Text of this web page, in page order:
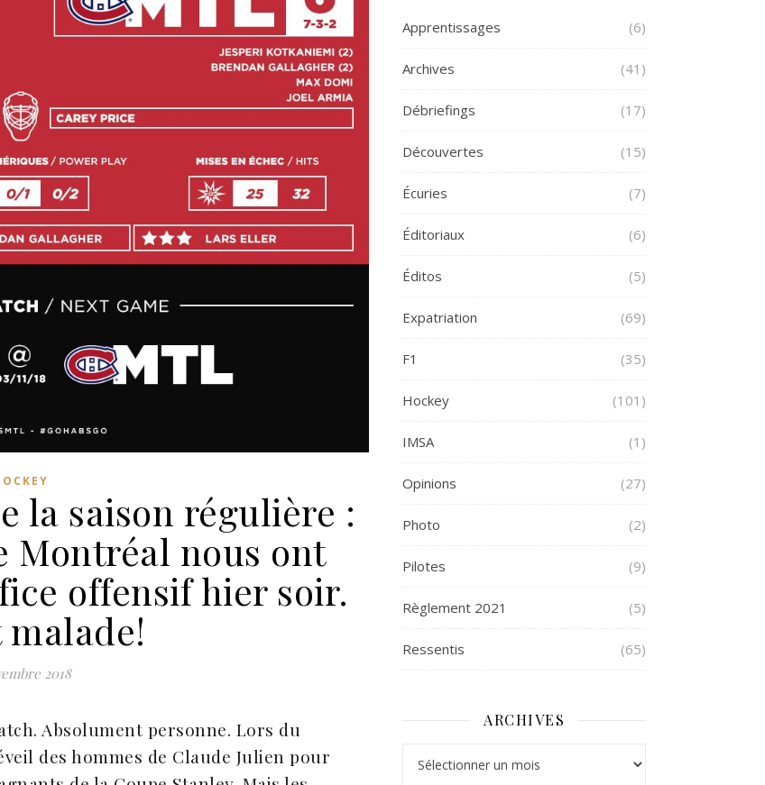
la saison régulière :
Montréal nous ont
offensif hier soir.
malade!
2018
Absolument personne. Lors du
des hommes de Claude Julien pour
Apprentissages (6)
Archives (41)
Débriefings (17)
Découvertes (15)
Écuries (7)
Éditoriaux (6)
Éditos (5)
Expatriation (69)
F1 (35)
Hockey (101)
IMSA (1)
Opinions (27)
Photo (2)
Pilotes (9)
Règlement 2021 (5)
Ressentis (65)
ARCHIVES